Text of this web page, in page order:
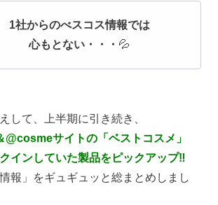
1社からのべスコス情報では
心もとない・・・ 💦
して、上半期に引き続き、
@cosmeサイトの「ベストコスメ」
インしていた製品をピックアップ‼
報」をギュギュッと総まとめしまし